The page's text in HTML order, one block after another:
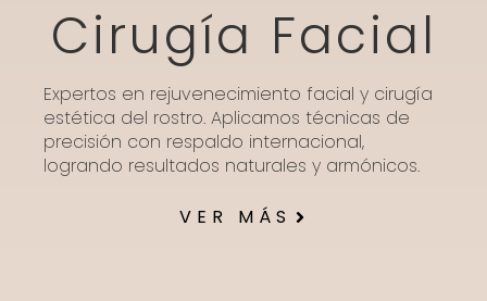
Cirugía Facial
Expertos en rejuvenecimiento facial y cirugía
estética del rostro. Aplicamos técnicas de
precisión con respaldo internacional,
logrando resultados naturales y armónicos.
VER MÁS